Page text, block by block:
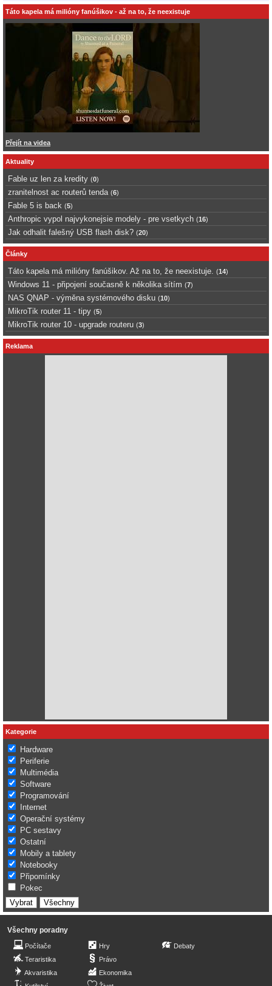
Táto kapela má milióny fanúšikov - až na to, že neexistuje
Přejít na videa
Aktuality
Fable uz len za kredity (0)
zranitelnost ac routerů tenda (6)
Fable 5 is back (5)
Anthropic vypol najvykonejsie modely - pre vsetkych (16)
Jak odhalit falešný USB flash disk? (20)
Články
Táto kapela má milióny fanúšikov. Až na to, že neexistuje. (14)
Windows 11 - připojení současně k několika sítím (7)
NAS QNAP - výměna systémového disku (10)
MikroTik router 11 - tipy (5)
MikroTik router 10 - upgrade routeru (3)
Reklama
Kategorie
Hardware
Periferie
Multimédia
Software
Programování
Internet
Operační systémy
PC sestavy
Ostatní
Mobily a tablety
Notebooky
Připomínky
Pokec
Všechny poradny
Počítače
Teraristika
Akvaristika
Hry
Právo
Ekonomika
Debaty